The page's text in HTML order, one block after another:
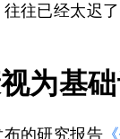
往已经太迟了
为基
的研究报告